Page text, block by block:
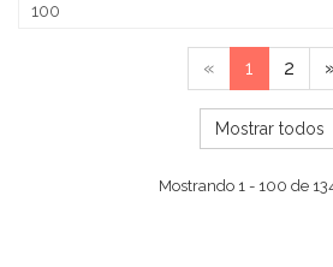
« 1 2
Mostrar todos
Mostrando 1 - 100 de